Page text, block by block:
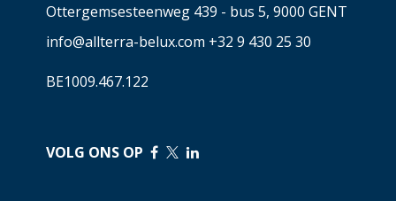
Ottergemsesteenweg 439 - bus 5,9000 GENT
info@allterra-belux.com +32 9 430 25 30
BE1009.467.122
VOLG ONS OP